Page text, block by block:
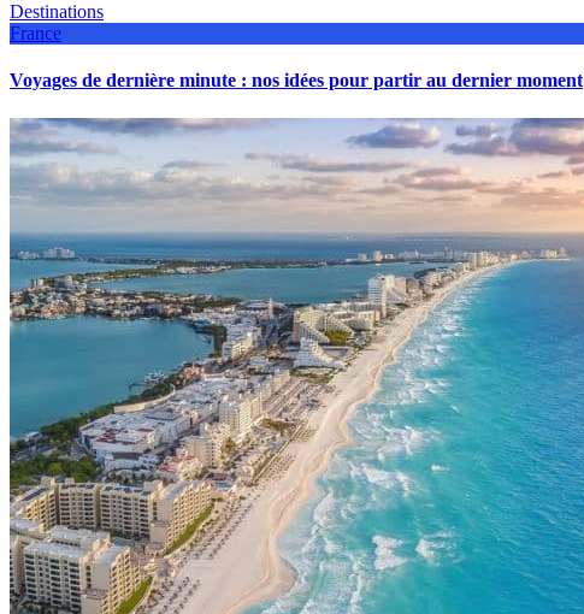
Destinations
France
Voyages de dernière minute : nos idées pour partir au dernier moment